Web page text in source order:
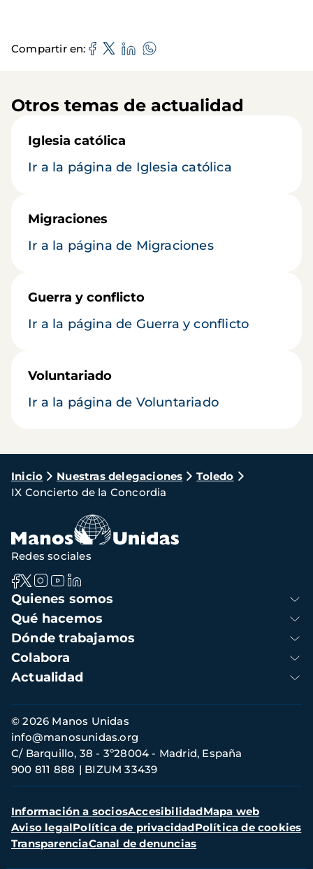
Compartir en
Otros temas de actualidad
Iglesia católica
Ir a la página de Iglesia católica
Migraciones
Ir a la página de Migraciones
Guerra y conflicto
Ir a la página de Guerra y conflicto
Voluntariado
Ir a la página de Voluntariado
Ruta
de
navegación
Inicio Nuestras delegaciones
Toledo
IX Concierto de la Concordia
Navegación
principal
Quienes somos
Qué hacemos
Dónde trabajamos
Colabora
Actualidad
Redes sociales
Información
de
contacto
© 2026 Manos Unidas
C/ Barquillo, 38 - 3º28004 - Madrid, España
900 811 888
BIZUM 33439
info@manosunidas.org
Menú
secundario
Información a sociosAccesibilidadMapa web
Aviso legalPolítica de privacidadPolítica de cookies
TransparenciaCanal de denuncias